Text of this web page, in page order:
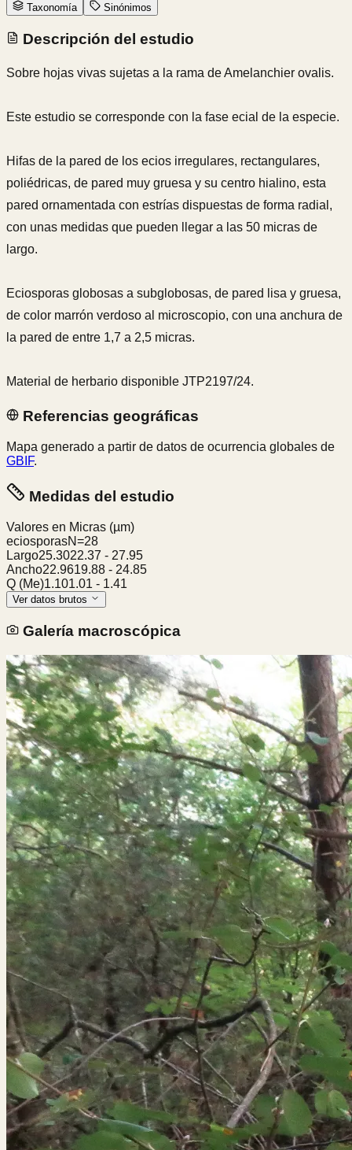
Taxonomía Sinónimos
Descripción del estudio
Sobre hojas vivas sujetas a la rama de Amelanchier ovalis.
Este estudio se corresponde con la fase ecial de la especie.
Hifas de la pared de los ecios irregulares, rectangulares,
poliédricas, de pared muy gruesa y su centro hialino, esta
pared ornamentada con estrías dispuestas de forma radial,
con unas medidas que pueden llegar a las 50 micras de
largo.
Eciosporas globosas a subglobosas, de pared lisa y gruesa,
de color marrón verdoso al microscopio, con una anchura de
la pared de entre 1,7 a 2,5 micras.
Material de herbario disponible JTP2197/24.
Referencias geográficas
Mapa generado a partir de datos de ocurrencia globales de
GBIF.
Medidas del estudio
Valores en Micras (µm)
eciosporasN=28
Largo25.3022.37 - 27.95
Ancho22.9619.88 - 24.85
Q (Me)1.101.01 - 1.41
Ver datos brutos
Galería macroscópica